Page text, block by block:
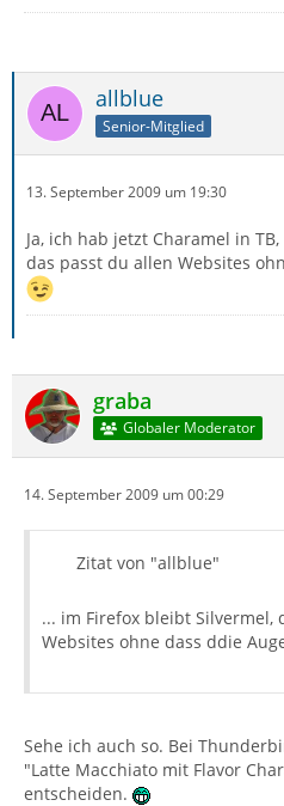
allblue
Senior-Mitglied
13. September 2009 um 19:30
Ja, ich hab jetzt Charamel in
das passt du allen Websites
graba
Globaler Moderator
14. September 2009 um 00:29
Zitat von "allblue"
... im Firefox bleibt Silvermel,
Websites ohne dass ddie
Sehe ich auch so. Bei
"Latte Macchiato mit Flavor
entscheiden.